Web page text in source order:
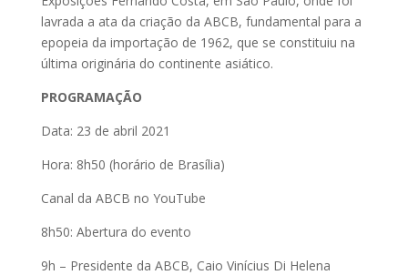
lavrada a ata da criação da ABCB, fundamental para a
epopeia da importação de 1962, que se constituiu na
última originária do continente asiático.
PROGRAMAÇÃO
Data: 23 de abril 2021
Hora: 8h50 (horário de Brasília)
Canal da ABCB no YouTube
8h50: Abertura do evento
9h – Presidente da ABCB, Caio Vinícius Di Helena